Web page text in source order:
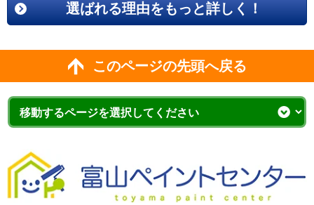
選ばれる理由をもっと詳しく！
このページの先頭へ戻る